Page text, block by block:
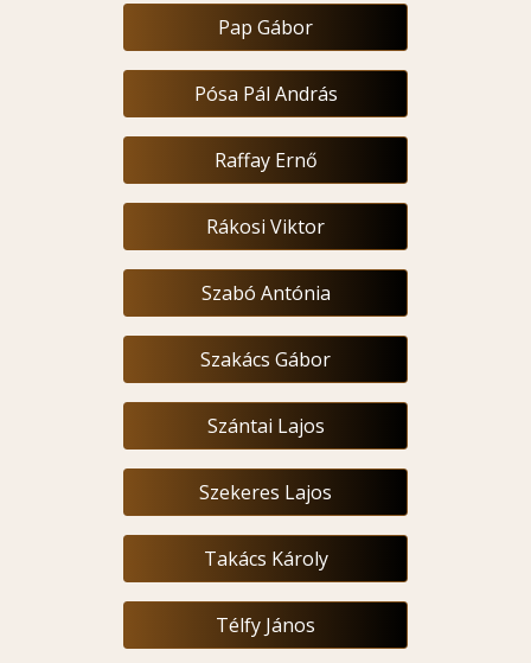
Pap Gábor
Pósa Pál András
Raffay Ernő
Rákosi Viktor
Szabó Antónia
Szakács Gábor
Szántai Lajos
Szekeres Lajos
Takács Károly
Télfy János